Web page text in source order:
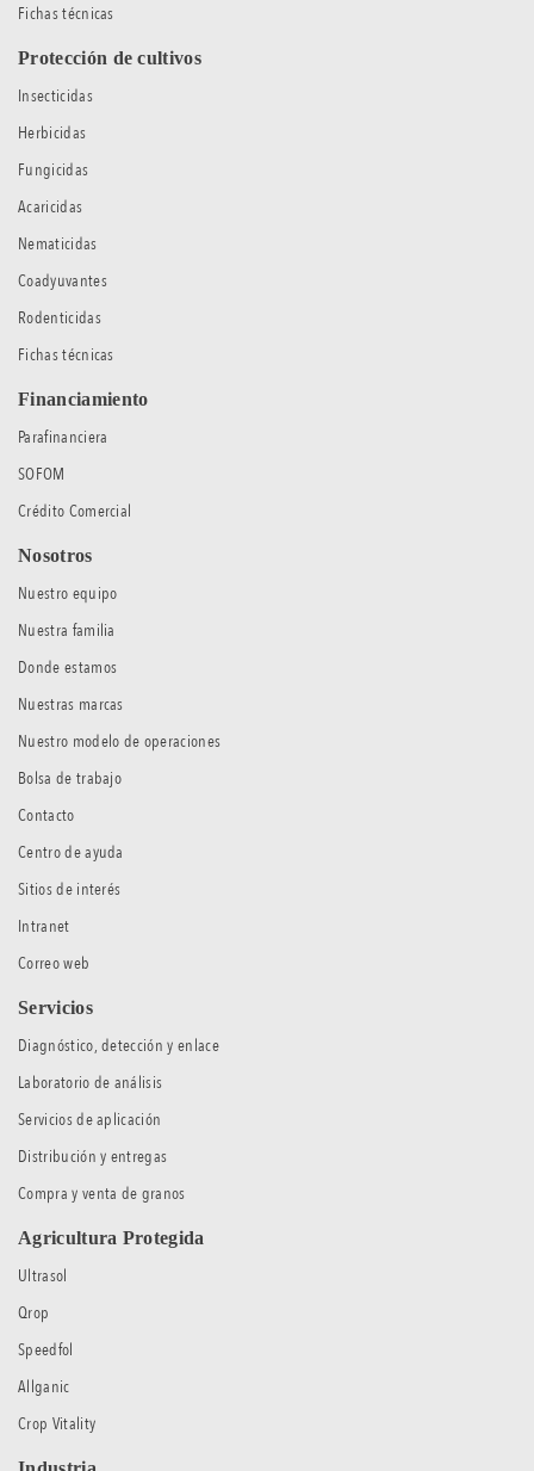
Fichas técnicas
Protección de cultivos
Insecticidas
Herbicidas
Fungicidas
Acaricidas
Nematicidas
Coadyuvantes
Rodenticidas
Fichas técnicas
Financiamiento
Parafinanciera
SOFOM
Crédito Comercial
Nosotros
Nuestro equipo
Nuestra familia
Donde estamos
Nuestras marcas
Nuestro modelo de operaciones
Bolsa de trabajo
Contacto
Centro de ayuda
Sitios de interés
Intranet
Correo web
Servicios
Diagnóstico, detección y enlace
Laboratorio de análisis
Servicios de aplicación
Distribución y entregas
Compra y venta de granos
Agricultura Protegida
Ultrasol
Qrop
Speedfol
Allganic
Crop Vitality